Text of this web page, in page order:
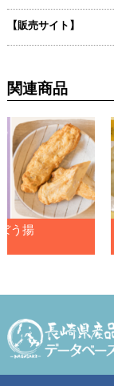
【販売サイト】
関連商品
う揚